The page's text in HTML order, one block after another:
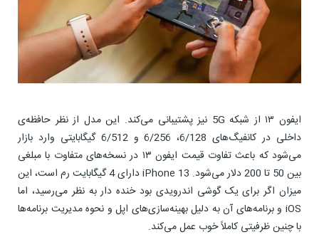
ایفون ۱۳ از شبکه 5G نیز پشتیبانی می‌کند. این مدل از نظر حافظه‌ی
داخلی در کانفیگ‌های 6/128، 6/256 و 6/512 گیگابایتی وارد بازار
می‌شود که باعث تفاوت قیمت ایفون ۱۳ در نسخه‌های متفاوت با مبلغی
بین 50 تا 200 دلار می‌شود. iPhone 13 دارای 4 گیگابایت رم است، این
میزان اگر برای یک گوشی اندرویدی بود خنده دار به نظر می‌رسید، اما
iOS و برنامه‌های آن به دلیل بهینه‌سازی‌های اپل و نحوه مدیریت برنامه‌ها
با چنین ظرفیتی کاملاً خوب عمل می‌کند.